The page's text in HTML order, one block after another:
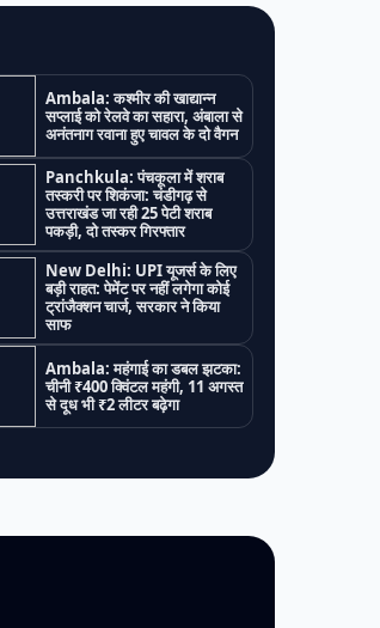
Ambala: कश्मीर की खाद्यान्न
सप्लाई को रेलवे का सहारा, अंबाला से
अनंतनाग रवाना हुए चावल के दो वैगन
Panchkula: पंचकूला में शराब
तस्करी पर शिकंजा: चंडीगढ़ से
उत्तराखंड जा रही 25 पेटी शराब
पकड़ी, दो तस्कर गिरफ्तार
New Delhi: UPI यूजर्स के लिए
बड़ी राहत: पेमेंट पर नहीं लगेगा कोई
ट्रांजैक्शन चार्ज, सरकार ने किया
साफ
Ambala: महंगाई का डबल झटका:
चीनी ₹400 क्विंटल महंगी, 11 अगस्त
से दूध भी ₹2 लीटर बढ़ेगा